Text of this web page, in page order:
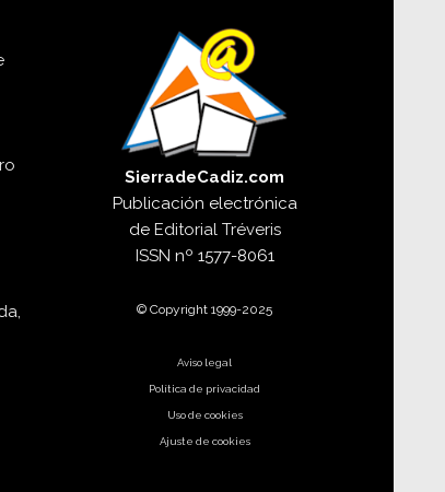
SierradeCadiz.com
Publicación electrónica
de Editorial Tréveris
ISSN nº 1577-8061
© Copyright 1999-2025
Aviso legal
Política de privacidad
Uso de cookies
Ajuste de cookies